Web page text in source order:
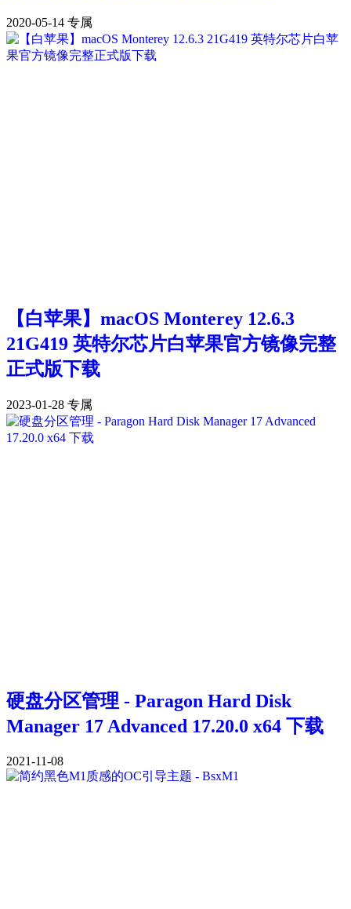
2020-05-14 专属
【白苹果】macOS Monterey 12.6.3
21G419 英特尔芯片白苹果官方镜像完整
正式版下载
2023-01-28 专属
硬盘分区管理 - Paragon Hard Disk
Manager 17 Advanced 17.20.0 x64 下载
2021-11-08